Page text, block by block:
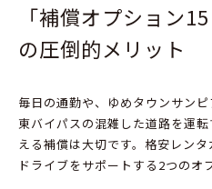
「補償オプション
の圧倒的メリット
毎日の通勤や、 ゆめタウンサンピ
東バイパスの混雑した道路を運転
える補償は大切です。 格安レンタ
ドライブをサポートする2つのオ